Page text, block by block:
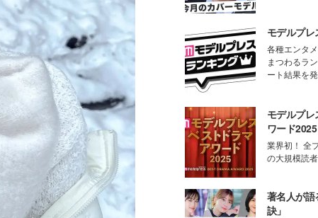
モデルプ
各種エンタ
まつわるラ
ート結果を
モデルプ
ワード2025
業界初！ 全
の大規模読
著名人が語
訣」